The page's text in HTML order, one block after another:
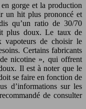
gorge et la production
un hit plus prononcé et
qu’un ratio de 30/70
plus doux. Le taux de
vapoteurs de choisir le
Certains fabricants
nicotine », qui offrent
Il est à noter que le
se faire en fonction de
d’informations sur les
de consulter